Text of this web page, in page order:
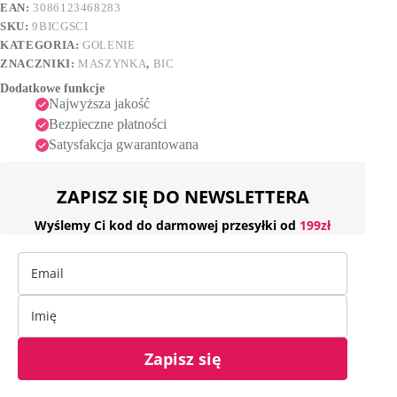
EAN:3086123468283
SKU:9BICGSCI
KATEGORIA:GOLENIE
ZNACZNIKI:MASZYNKA, BIC
Dodatkowe funkcje
Najwyższa jakość
Bezpieczne płatności
Satysfakcja gwarantowana
ZAPISZ SIĘ DO NEWSLETTERA
Wyślemy Ci kod do darmowej przesyłki od 199zł
Zapisz się